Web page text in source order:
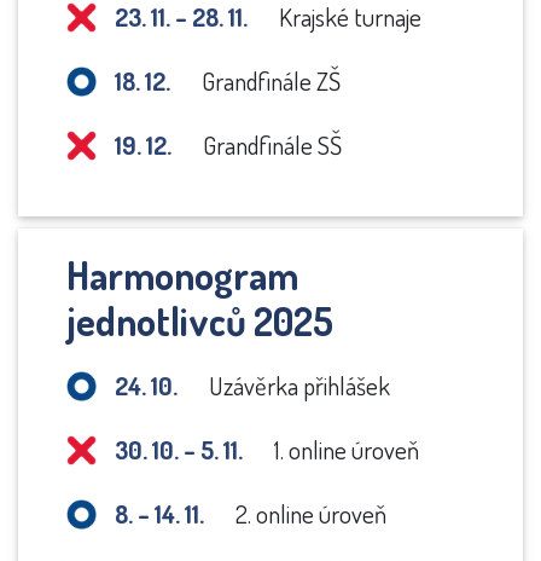
23. 11. – 28. 11. Krajské turnaje
18. 12. Grandfinále ZŠ
19. 12. Grandfinále SŠ
Harmonogram
jednotlivců 2025
24. 10. Uzávěrka přihlášek
30. 10. – 5. 11. 1. online úroveň
8. – 14. 11. 2. online úroveň